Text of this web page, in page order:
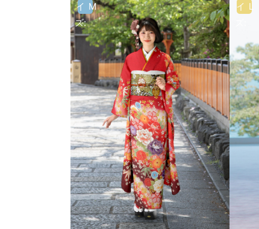
イ
ズ:
M
イ L